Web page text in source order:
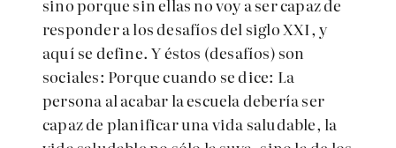
sino porque sin ellas no voy a ser capaz de
responder a los desafíos del siglo XXI, y
aquí se define. Y éstos (desafíos) son
sociales: Porque cuando se dice: La
persona al acabar la escuela debería ser
capaz de planificar una vida saludable, la